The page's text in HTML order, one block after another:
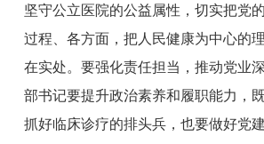
坚守公立医院的公益属性，切实把党
过程、各方面，把人民健康为中心的
在实处。要强化责任担当，推动党业
部书记要提升政治素养和履职能力，
抓好临床诊疗的排头兵，也要做好党